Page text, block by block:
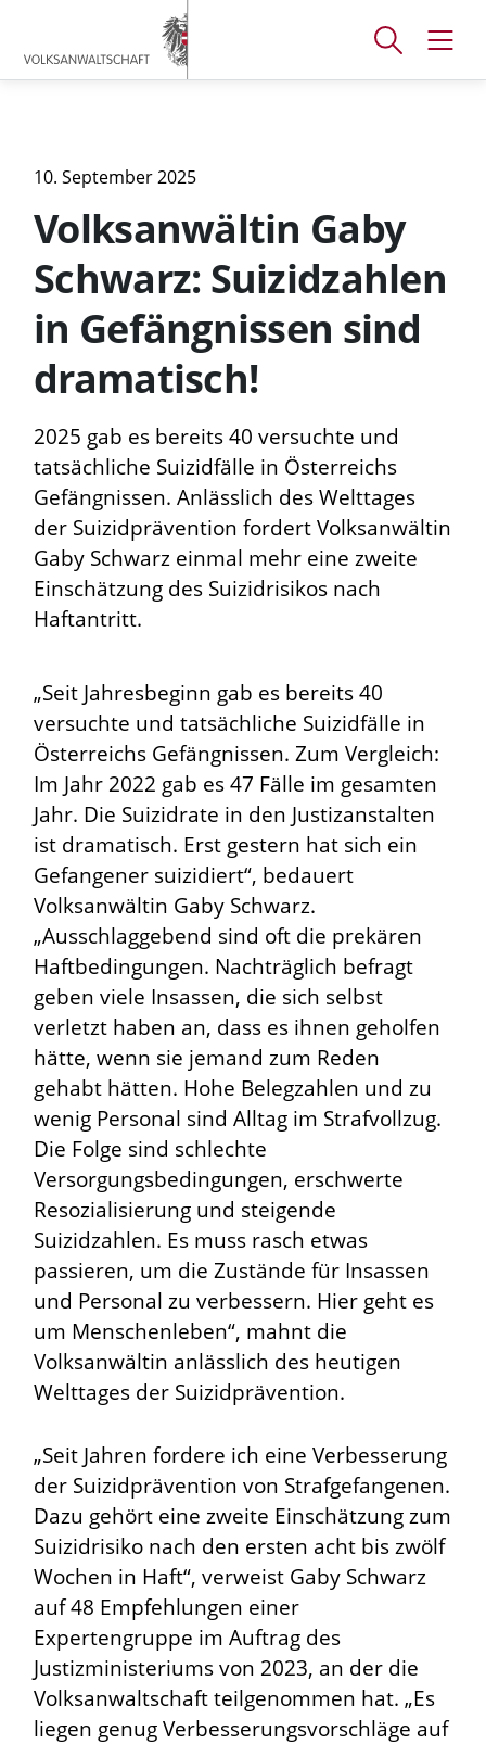
Zum
Hauptmenü
Zum
Inhalt
Zum
Footer
Suchfenster
10. September 2025
Volksanwältin Gaby
Schwarz: Suizidzahlen
in Gefängnissen sind
dramatisch!
2025 gab es bereits 40 versuchte und
tatsächliche Suizidfälle in Österreichs
Gefängnissen. Anlässlich des Welttages
der Suizidprävention fordert Volksanwältin
Gaby Schwarz einmal mehr eine zweite
Einschätzung des Suizidrisikos nach
Haftantritt.
„Seit Jahresbeginn gab es bereits 40
versuchte und tatsächliche Suizidfälle in
Österreichs Gefängnissen. Zum Vergleich:
Im Jahr 2022 gab es 47 Fälle im gesamten
Jahr. Die Suizidrate in den Justizanstalten
ist dramatisch. Erst gestern hat sich ein
Gefangener suizidiert“, bedauert
Volksanwältin Gaby Schwarz.
„Ausschlaggebend sind oft die prekären
Haftbedingungen. Nachträglich befragt
geben viele Insassen, die sich selbst
verletzt haben an, dass es ihnen geholfen
hätte, wenn sie jemand zum Reden
gehabt hätten. Hohe Belegzahlen und zu
wenig Personal sind Alltag im Strafvollzug.
Die Folge sind schlechte
Versorgungsbedingungen, erschwerte
Resozialisierung und steigende
Suizidzahlen. Es muss rasch etwas
passieren, um die Zustände für Insassen
und Personal zu verbessern. Hier geht es
um Menschenleben“, mahnt die
Volksanwältin anlässlich des heutigen
Welttages der Suizidprävention.
„Seit Jahren fordere ich eine Verbesserung
der Suizidprävention von Strafgefangenen.
Dazu gehört eine zweite Einschätzung zum
Suizidrisiko nach den ersten acht bis zwölf
Wochen in Haft“, verweist Gaby Schwarz
auf 48 Empfehlungen einer
Expertengruppe im Auftrag des
Justizministeriums von 2023, an der die
Volksanwaltschaft teilgenommen hat. „Es
liegen genug Verbesserungsvorschläge auf